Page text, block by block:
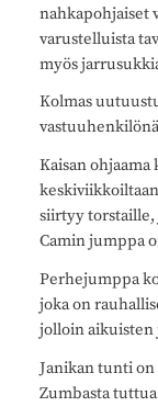
nahkapohjaiset
varustelluista
myös
Kolmas
Kaisan
siirtyy torstaille,
Camin jumppa
Perhejumppa
joka on
jolloin
Janikan tunti on
Zumbasta